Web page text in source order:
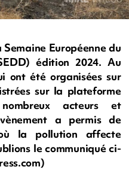
Européenne du
édition 2024. Au
ont été organisées sur
sur la plateforme
acteurs et
a permis de
la pollution affecte
le communiqué ci-